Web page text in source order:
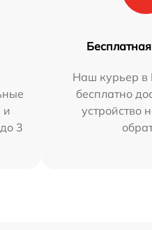
и
3
Наш курьер в
бесплатно
устройство